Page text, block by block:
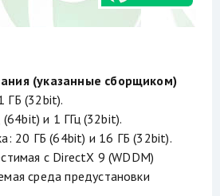
(указанные сборщиком)
ГБ (32bit).
и 1 ГГц (32bit).
20 ГБ (64bit) и 16 ГБ (32bit).
с DirectX 9 (WDDM)
среда предустановки